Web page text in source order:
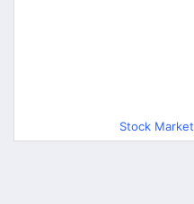
Stock Market